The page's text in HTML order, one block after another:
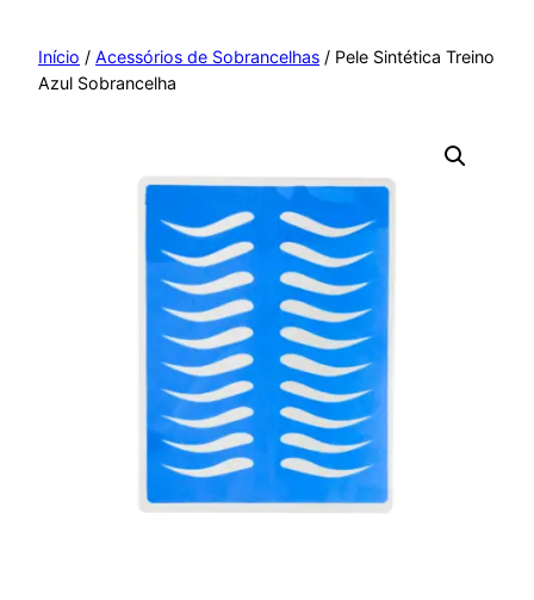
paraInício / Acessórios de Sobrancelhas / Pele Sintética Treino
Azul Sobrancelha